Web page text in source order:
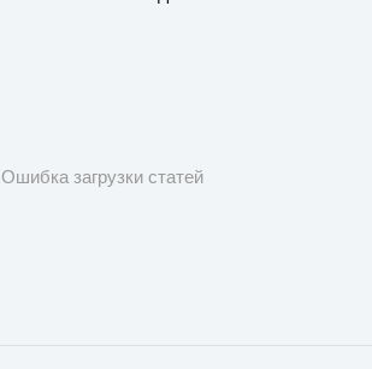
Ошибка загрузки статей